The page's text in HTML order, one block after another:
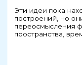
Эти идеи пока
построений, но
переосмысления
пространства,